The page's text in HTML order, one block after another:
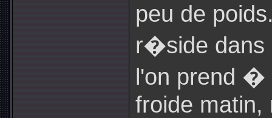
peu de
r�side dans
l'on prend �
froide matin,